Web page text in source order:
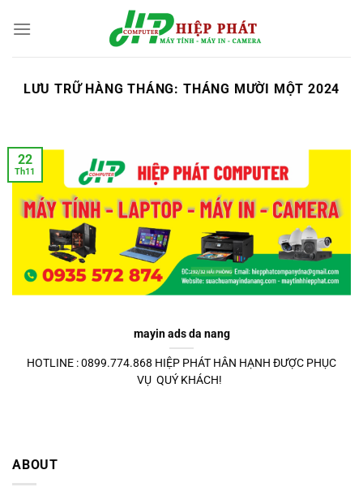
đến
LƯU TRỮ HÀNG THÁNG: THÁNG MƯỜI MỘT 2024
ABOUT
mayin ads da nang
HOTLINE : 0899.774.868 HIỆP PHÁT HÂN HẠNH ĐƯỢC PHỤC
VỤ QUÝ KHÁCH!
22
Th11